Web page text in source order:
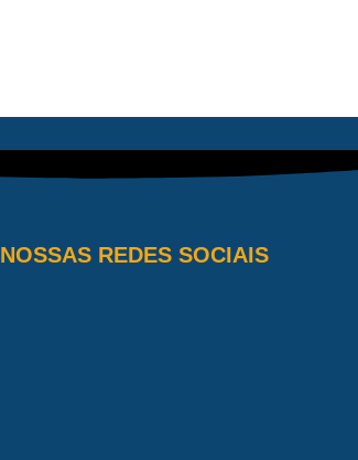
NOSSAS REDES SOCIAIS